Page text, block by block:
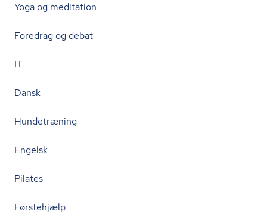
Yoga og meditation
Foredrag og debat
IT
Dansk
Hundetræning
Engelsk
Pilates
Førstehjælp